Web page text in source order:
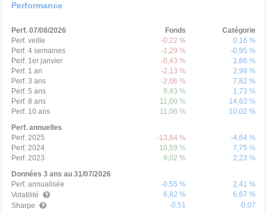
Performance
Perf. 07/08/2026 Fonds
Catégorie
Perf. veille
-0,22 %
0,16 %
Perf. 4 semaines
-1,29 %
-0,95 %
Perf. 1er janvier
-0,43 %
1,66 %
Perf. 1 an
-2,13 %
2,99 %
Perf. 3 ans
-2,06 %
7,82 %
Perf. 5 ans
9,43 %
1,73 %
Perf. 8 ans
11,00 %
14,63 %
Perf. 10 ans
11,06 %
10,02 %
Perf. annuelles
Perf. 2025
-13,64 %
-4,64 %
Perf. 2024
10,59 %
7,75 %
Perf. 2023
9,02 %
2,23 %
Données 3 ans au 31/07/2026
Perf. annualisée
-0,55 %
2,41 %
Volatilité
6,82 %
6,67 %
Sharpe
-0,51 -0,07